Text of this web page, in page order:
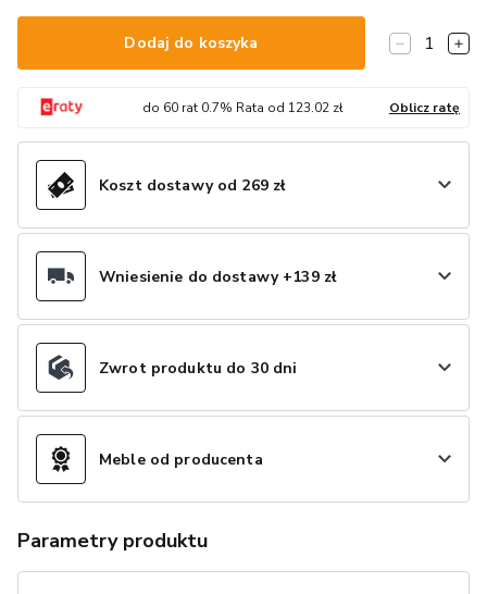
Dodaj do koszyka 1
do 60rat 0.7% Rata od 123.02zł Oblicz ratę
Koszt dostawy od 269 zł
Wniesienie do dostawy +139 zł
Zwrot produktu do 30 dni
Meble od producenta
Parametry produktu